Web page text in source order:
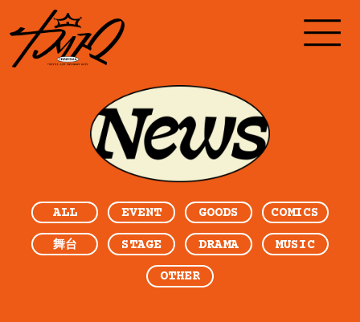
ALL EVENT GOODS COMICS
舞台 STAGE DRAMA MUSIC
OTHER